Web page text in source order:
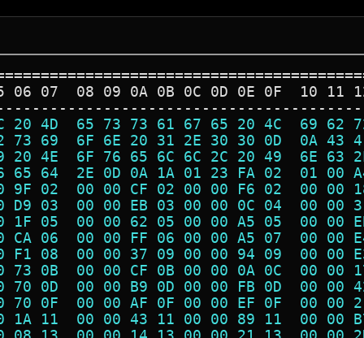
06 07  08 09 0A 0B 0C 0D 0E 0F  10 11
20 4D  65 73 73 61 67 65 20 4C  69
73 69  6F 6E 20 31 2E 30 30 0D  0A
20 4E  6F 76 65 6C 6C 2C 20 49  6E
65 64  2E 0D 0A 1A 01 23 FA 02  01
9F 02  00 00 CF 02 00 00 F6 02  00
D9 03  00 00 EB 03 00 00 0C 04  00
1F 05  00 00 62 05 00 00 A5 05  00
CA 06  00 00 FF 06 00 00 A5 07  00
F1 08  00 00 37 09 00 00 94 09  00
73 0B  00 00 CF 0B 00 00 0A 0C  00
70 0D  00 00 B9 0D 00 00 FB 0D  00
70 0F  00 00 AF 0F 00 00 EF 0F  00
1A 11  00 00 43 11 00 00 89 11  00